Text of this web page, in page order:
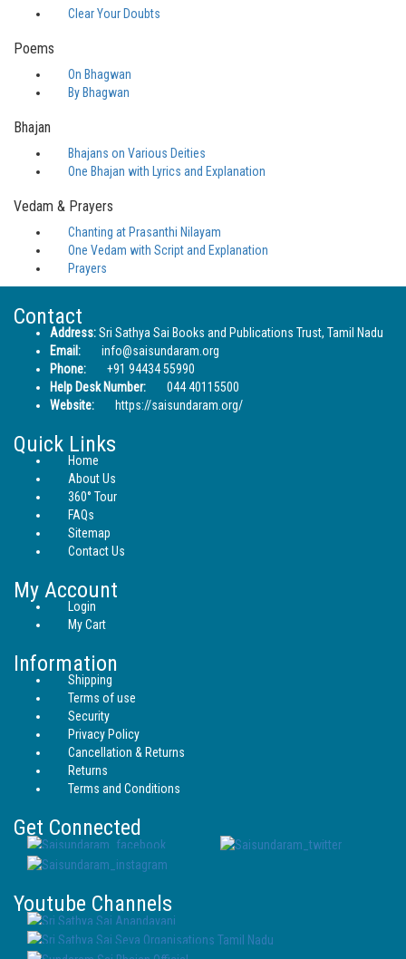
Clear Your Doubts
Poems
On Bhagwan
By Bhagwan
Bhajan
Bhajans on Various Deities
One Bhajan with Lyrics and Explanation
Vedam & Prayers
Chanting at Prasanthi Nilayam
One Vedam with Script and Explanation
Prayers
Contact
Address:Sri Sathya Sai Books and Publications Trust, Tamil Nadu
Email:
info@saisundaram.org
Phone:
+91 94434 55990
Help Desk Number:
044 40115500
Website:
https://saisundaram.org/
Quick Links
Home
About Us
360° Tour
FAQs
Sitemap
Contact Us
My Account
Login
My Cart
Information
Shipping
Terms of use
Security
Privacy Policy
Cancellation & Returns
Returns
Terms and Conditions
Get Connected
Youtube Channels